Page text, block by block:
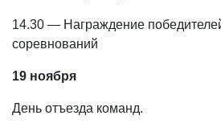
14.30 — Награждение
соревнований
19 ноября
День отъезда команд.